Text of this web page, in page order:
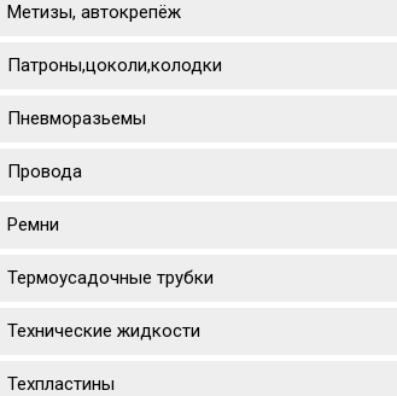
Метизы, автокрепёж
Патроны,цоколи,колодки
Пневморазьемы
Провода
Ремни
Термоусадочные трубки
Технические жидкости
Техпластины